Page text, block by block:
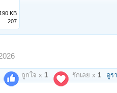
190 KB
207
ถูกใจ x 1 รักเลย x 1 ดูร